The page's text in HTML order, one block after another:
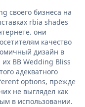
своего бизнеса на
rbia shades
они
качество
дизайн в
BB Wedding Bliss
адекватного
options, прежде
не выглядел как
в использовании.